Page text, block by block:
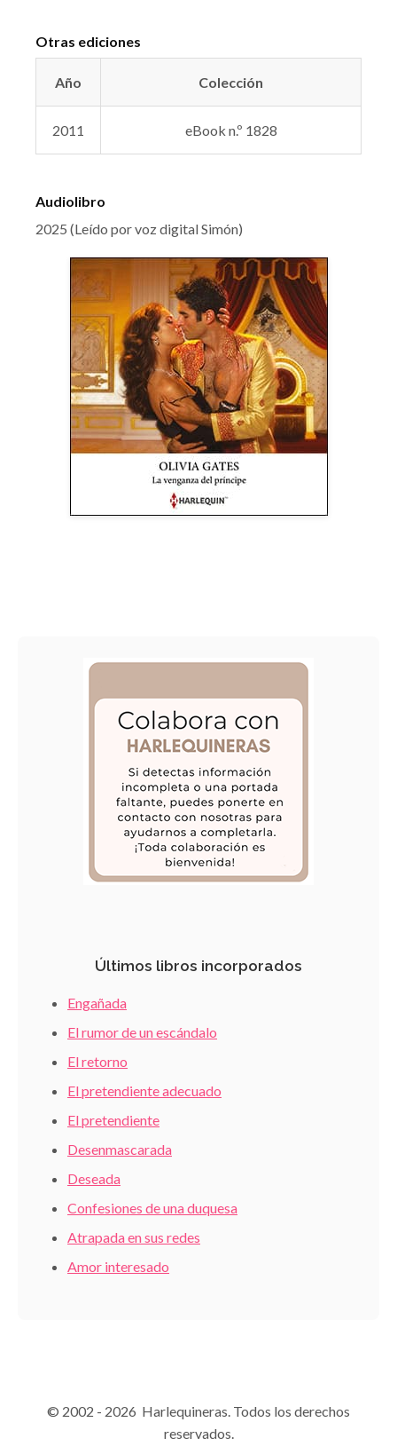
Otras ediciones
Año Colección
2011 eBook n.º 1828
Audiolibro
2025 (Leído por voz digital Simón)
Últimos libros incorporados
Engañada
El rumor de un escándalo
El retorno
El pretendiente adecuado
El pretendiente
Desenmascarada
Deseada
Confesiones de una duquesa
Atrapada en sus redes
Amor interesado
© 2002 - 2026 Harlequineras. Todos los derechos
reservados.